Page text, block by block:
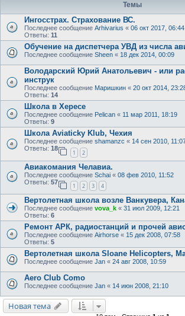
Темы
Ингосстрах. Страхование ВС.
Последнее сообщение Arhivarius « 06 окт 2017, 06:44
Ответы: 11
Обучение на диспетчера УВД из числа
Последнее сообщение Sheen « 18 дек 2014, 00:09
Володарский Юрий Анатольевич - или
инструк
Последнее сообщение Маришкин « 20 окт 2014,
Ответы: 14
Школа в Хересе
Последнее сообщение Pelican « 11 мар 2011, 18:19
Ответы: 9
Школа Aviaticky Klub, Чехия
Последнее сообщение shamanzc « 14 сен 2010,
Ответы: 18
1 2
Авиакомания Челавиа.
Последнее сообщение Schai « 08 фев 2010, 11:52
Ответы: 57
1 2 3 4
Вертолетная школа возле Ванкувера,
Последнее сообщение vova_k « 31 июл 2009, 12:21
Ответы: 6
Ремонт АРК, радиостанций и прочей
Последнее сообщение Airhorse « 15 дек 2008, 07:58
Ответы: 5
Вертолетная школа Sloane Helicopters,
Последнее сообщение Jan « 24 авг 2008, 10:59
Aero Club Como
Последнее сообщение Jan « 14 июн 2008, 21:10
Новая тема